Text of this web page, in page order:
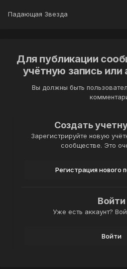
Падающая Звезда
Для публикации
учётную запись или
Вы должны быть
Создать
Зарегистрируйте новую
сообществе. Это
Регистрация нового
Войти
Уже есть аккаунт?
Войти